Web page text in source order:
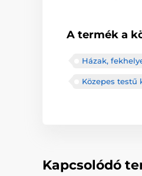
A termék a
Házak,
Közepes testű
Kapcsolódó